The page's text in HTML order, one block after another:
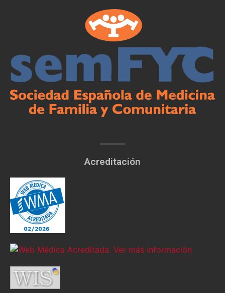
Acreditación